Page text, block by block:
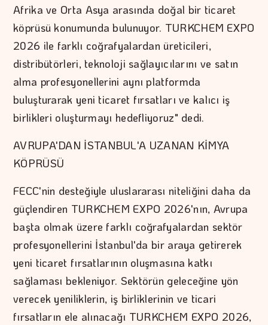
Afrika ve Orta Asya arasında doğal bir ticaret
köprüsü konumunda bulunuyor. TURKCHEM EXPO
2026 ile farklı coğrafyalardan üreticileri,
distribütörleri, teknoloji sağlayıcılarını ve satın
alma profesyonellerini aynı platformda
buluşturarak yeni ticaret fırsatları ve kalıcı iş
birlikleri oluşturmayı hedefliyoruz" dedi.
AVRUPA'DAN İSTANBUL'A UZANAN KİMYA
KÖPRÜSÜ
FECC'nin desteğiyle uluslararası niteliğini daha da
güçlendiren TURKCHEM EXPO 2026'nın, Avrupa
başta olmak üzere farklı coğrafyalardan sektör
profesyonellerini İstanbul'da bir araya getirerek
yeni ticaret fırsatlarının oluşmasına katkı
sağlaması bekleniyor. Sektörün geleceğine yön
verecek yeniliklerin, iş birliklerinin ve ticari
fırsatların ele alınacağı TURKCHEM EXPO 2026,